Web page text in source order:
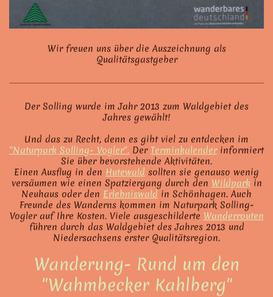
Wir freuen uns über die Auszeichnung als
Qualitätsgastgeber
Der Solling wurde im Jahr 2013 zum Waldgebiet des
Jahres gewählt!
Und das zu Recht, denn es gibt viel zu entdecken im
"Naturpark Solling- Vogler". Der Terminkalenderinformiert
Sie über bevorstehende Aktivitäten.
Einen Ausflug in den Hutewald sollten sie genauso wenig
versäumen wie einen Spatziergang durch den Wildpark in
Neuhaus oder den Erlebniswald in Schönhagen. Auch
Freunde des Wanderns kommen im Naturpark Solling-
Vogler auf Ihre Kosten. Viele ausgeschilderte Wanderrouten
führen durch das Waldgebiet des Jahres 2013 und
Niedersachsens erster Qualitätsregion.
Wanderung- Rund um den
"Wahmbecker Kahlberg"